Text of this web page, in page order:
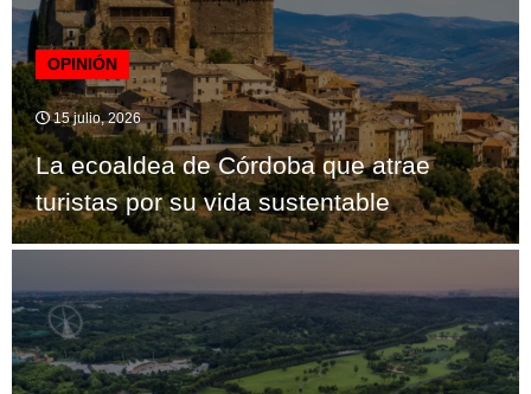
OPINIÓN
15 julio, 2026
La ecoaldea de Córdoba que atrae
turistas por su vida sustentable